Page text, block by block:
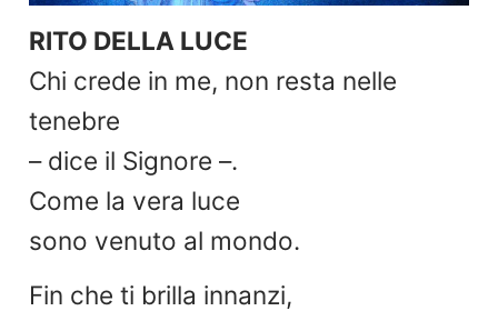
RITO DELLA LUCE
Chi crede in me, non resta nelle
tenebre
– dice il Signore –.
Come la vera luce
sono venuto al mondo.
Fin che ti brilla innanzi,